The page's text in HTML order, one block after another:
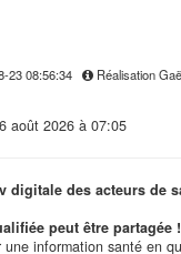
23 08:56:34 Réalisation
août 2026 à 07:05
digitale des acteurs de
peut être partagée !
information santé en